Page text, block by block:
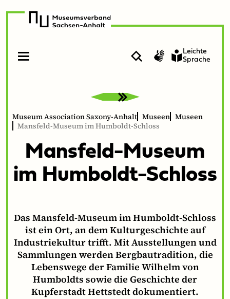
Navigation
Inhalt
Suche Gebärdenvideo
Leichte
Sprache
Museum Association Saxony-Anhalt Museen Museen
Mansfeld-Museum im Humboldt-Schloss
Mans­feld-Muse­um
im Humboldt-Schloss
Das Mansfeld-Museum im Humboldt-Schloss
ist ein Ort, an dem Kulturgeschichte auf
Industriekultur trifft. Mit Ausstellungen und
Sammlungen werden Bergbautradition, die
Lebenswege der Familie Wilhelm von
Humboldts sowie die Geschichte der
Kupferstadt Hettstedt dokumentiert.